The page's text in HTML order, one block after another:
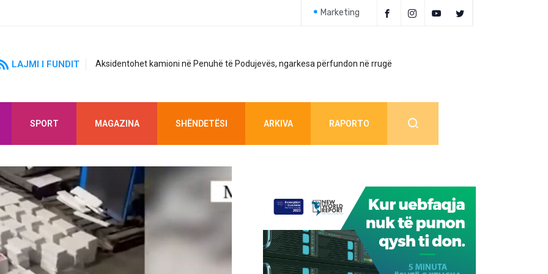
Marketing
LAJMI I FUNDIT Aksidentohet kamioni në Penuhë të Podujevës, ngarkesa përfundon në rrugë
SPORT MAGAZINA SHËNDETËSI ARKIVA RAPORTO